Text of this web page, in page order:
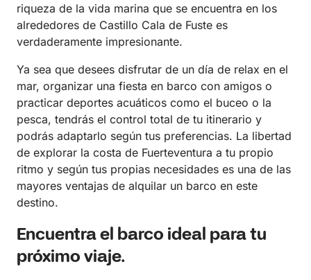
riqueza de la vida marina que se encuentra en los
alrededores de Castillo Cala de Fuste es
verdaderamente impresionante.
Ya sea que desees disfrutar de un día de relax en el
mar, organizar una fiesta en barco con amigos o
practicar deportes acuáticos como el buceo o la
pesca, tendrás el control total de tu itinerario y
podrás adaptarlo según tus preferencias. La libertad
de explorar la costa de Fuerteventura a tu propio
ritmo y según tus propias necesidades es una de las
mayores ventajas de alquilar un barco en este
destino.
Encuentra el barco ideal para tu
próximo viaje.